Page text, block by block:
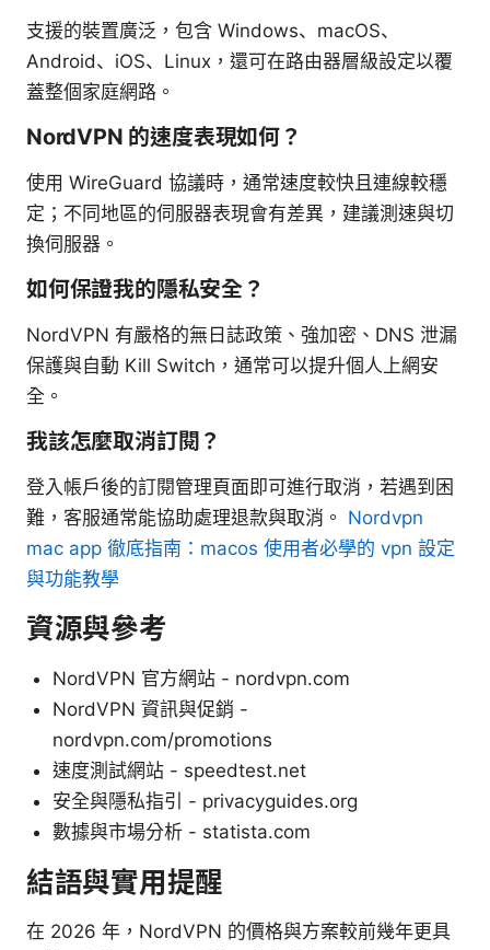
支援的裝置廣泛，包含 Windows、macOS、
Android、iOS、Linux，還可在路由器層級設定以覆
蓋整個家庭網路。
NordVPN 的速度表現如何？
使用 WireGuard 協議時，通常速度較快且連線較穩
定；不同地區的伺服器表現會有差異，建議測速與切
換伺服器。
如何保證我的隱私安全？
NordVPN 有嚴格的無日誌政策、強加密、DNS 泄漏
保護與自動 Kill Switch，通常可以提升個人上網安
全。
我該怎麼取消訂閱？
登入帳戶後的訂閱管理頁面即可進行取消，若遇到困
難，客服通常能協助處理退款與取消。 Nordvpn
mac app 徹底指南：macos 使用者必學的 vpn 設定
與功能教學
資源與參考
NordVPN 官方網站 - nordvpn.com
NordVPN 資訊與促銷 -
nordvpn.com/promotions
速度測試網站 - speedtest.net
安全與隱私指引 - privacyguides.org
數據與市場分析 - statista.com
結語與實用提醒
在 2026 年，NordVPN 的價格與方案較前幾年更具